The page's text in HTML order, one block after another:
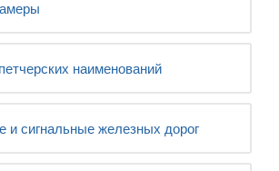
наименований
и сигнальные железных дорог